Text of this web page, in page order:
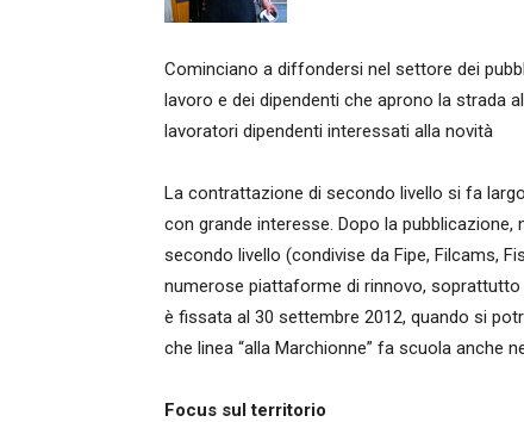
Cominciano a diffondersi nel settore dei
lavoro e dei dipendenti che aprono la strada
lavoratori dipendenti interessati alla novità
La contrattazione di secondo livello si fa
con grande interesse. Dopo la
secondo livello (condivise da Fipe, Filcams,
numerose piattaforme di rinnovo, soprattutto
è fissata al 30 settembre 2012, quando si
che linea “alla Marchionne” fa scuola anche
Focus sul territorio